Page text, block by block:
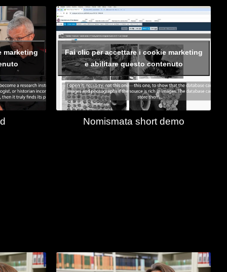
marketing
Fai clic per accettare i cookie marketing
e abilitare questo contenuto
Nomismata short demo